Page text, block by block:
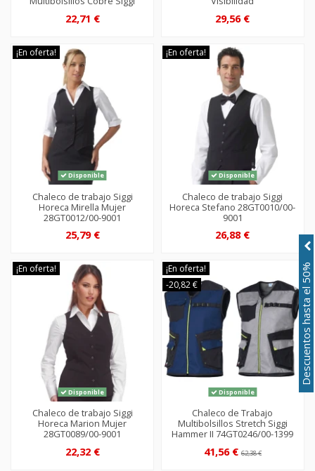
22,71 € 29,56 €
¡En oferta!
Disponible
Chaleco de trabajo Siggi
Horeca Mirella Mujer
28GT0012/00-9001
25,79 €
¡En oferta!
Disponible
Chaleco de trabajo Siggi
Horeca Stefano 28GT0010/00-
9001
26,88 €
¡En oferta!
Disponible
Chaleco de trabajo Siggi
Horeca Marion Mujer
28GT0089/00-9001
22,32 €
¡En oferta!
-20,82 €
Disponible
Chaleco de Trabajo
Multibolsillos Stretch Siggi
Hammer II 74GT0246/00-1399
41,56 €62,38 €
Descuentos hasta el 50%